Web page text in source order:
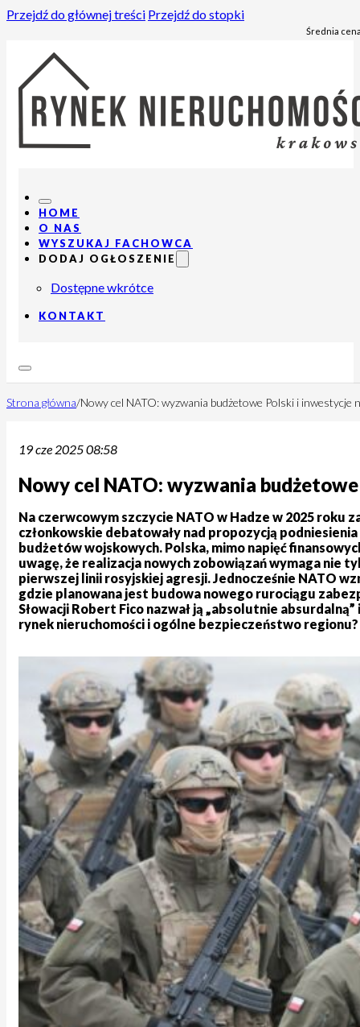
Przejdź do głównej treści Przejdź do stopki
Średnia
HOME
O NAS
WYSZUKAJ FACHOWCA
DODAJ OGŁOSZENIE
Dostępne wkrótce
KONTAKT
Strona główna/Nowy cel NATO: wyzwania budżetowe Polski i inwestycje
19 cze 2025 08:58
Nowy cel NATO: wyzwania
Na czerwcowym szczycie NATO w Hadze w 2025 roku
członkowskie debatowały nad propozycją
budżetów wojskowych. Polska, mimo napięć
uwagę, że realizacja nowych zobowiązań wymaga nie
pierwszej linii rosyjskiej agresji. Jednocześnie NATO
gdzie planowana jest budowa nowego rurociągu
Słowacji Robert Fico nazwał ją „absolutnie
rynek nieruchomości i ogólne bezpieczeństwo regionu?